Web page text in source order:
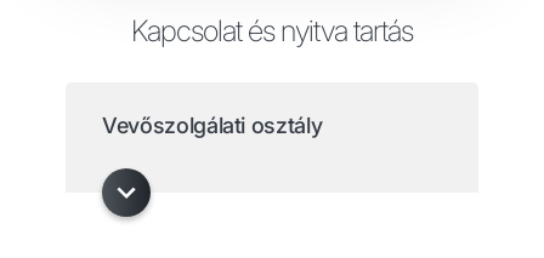
Kapcsolat és nyitva tartás
Vevőszolgálati osztály